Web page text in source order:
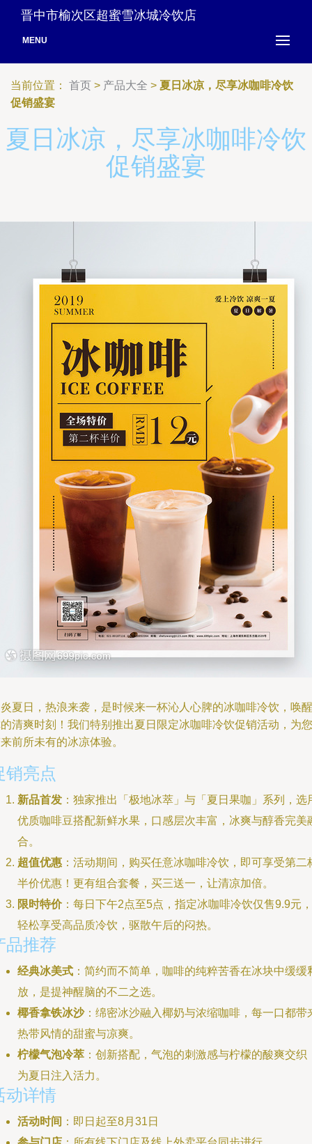
晋中市榆次区超蜜雪冰城冷饮店
MENU
当前位置： 首页 > 产品大全 > 夏日冰凉，尽享冰咖啡冷饮
促销盛宴
夏日冰凉，尽享冰咖啡冷饮
促销盛宴
夏日，热浪来袭，是时候来一杯沁人心脾的冰咖啡冷饮，唤醒
清爽时刻！我们特别推出夏日限定冰咖啡冷饮促销活动，为您
前所未有的冰凉体验。
销亮点
新品首发 ：独家推出「极地冰萃」与「夏日果咖」系列，选
优质咖啡豆搭配新鲜水果，口感层次丰富，冰爽与醇香完美
合。
超值优惠 ：活动期间，购买任意冰咖啡冷饮，即可享受第二
半价优惠！更有组合套餐，买三送一，让清凉加倍。
限时特价：每日下午2点至5点，指定冰咖啡冷饮仅售9.9元，
轻松享受高品质冷饮，驱散午后的闷热。
品推荐
经典冰美式 ：简约而不简单，咖啡的纯粹苦香在冰块中缓缓
放，是提神醒脑的不二之选。
椰香拿铁冰沙：绵密冰沙融入椰奶与浓缩咖啡，每一口都带
热带风情的甜蜜与凉爽。
柠檬气泡冷萃 ：创新搭配，气泡的刺激感与柠檬的酸爽交织
为夏日注入活力。
动详情
活动时间 ：即日起至8月31日